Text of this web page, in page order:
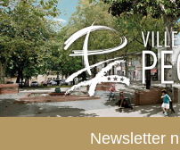
Newsletter